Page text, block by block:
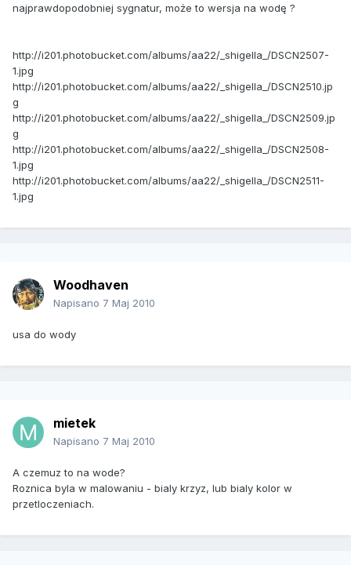
najprawdopodobniej sygnatur, może to wersja na wodę ?
http://i201.photobucket.com/albums/aa22/_shigella_/DSCN2507-
1.jpg
http://i201.photobucket.com/albums/aa22/_shigella_/DSCN2510.jp
g
http://i201.photobucket.com/albums/aa22/_shigella_/DSCN2509.jp
g
http://i201.photobucket.com/albums/aa22/_shigella_/DSCN2508-
1.jpg
http://i201.photobucket.com/albums/aa22/_shigella_/DSCN2511-
1.jpg
Woodhaven
Napisano 7 Maj 2010
usa do wody
mietek
Napisano 7 Maj 2010
A czemuz to na wode?
Roznica byla w malowaniu - bialy krzyz, lub bialy kolor w
przetloczeniach.